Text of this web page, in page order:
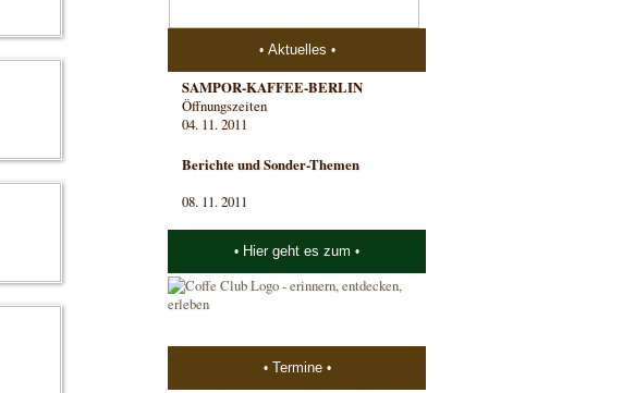
Aktuelles
SAMPOR-KAFFEE-BERLIN
Öffnungszeiten
04. 11. 2011
Berichte und Sonder-Themen
08. 11. 2011
Hier geht es zum
Termine